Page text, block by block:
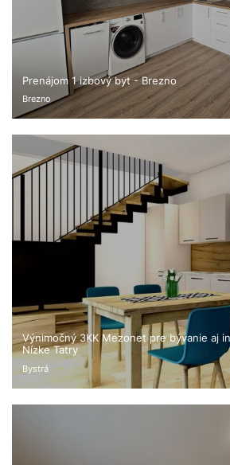
Prenájom 1 izbový byt - Brezno
Brezno
Výnimočný 3KK Mezonet pre bývanie aj
Nízke Tatry
Bystrá